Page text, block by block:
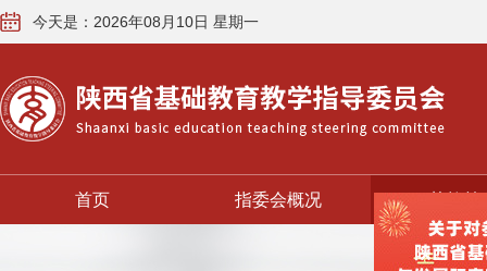
今天是：2026年08月10日 星期一
首页 指委会概况